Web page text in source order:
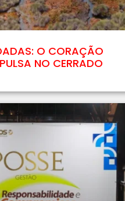
O CORAÇÃO
NO CERRADO